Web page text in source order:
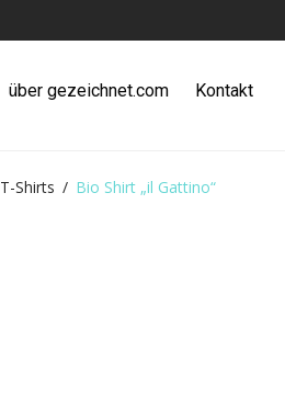
über gezeichnet.com Kontakt
T-Shirts / Bio Shirt „il Gattino“